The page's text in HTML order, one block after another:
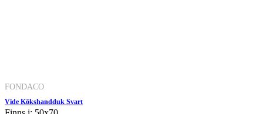
FONDACO
Vide Kökshandduk Svart